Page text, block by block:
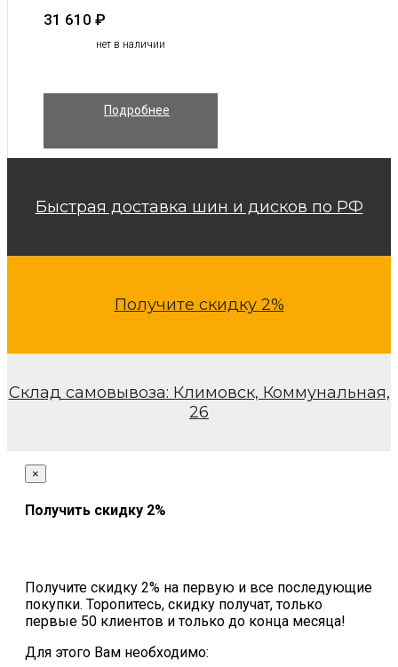
31 610 ₽
нет в наличии
Подробнее
Быстрая доставка шин и дисков по РФ
Получите скидку 2%
Склад самовывоза: Климовск, Коммунальная,
26
×
Получить скидку 2%
Получите скидку 2% на первую и все последующие
покупки. Торопитесь, скидку получат, только
первые 50 клиентов и только до конца месяца!
Для этого Вам необходимо: